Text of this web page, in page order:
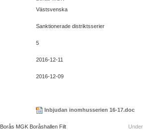
Västsvenska
Sanktionerade distriktsserier
5
2016-12-11
2016-12-09
Inbjudan inomhusserien 16-17.doc
Borås MGK Boråshallen Filt